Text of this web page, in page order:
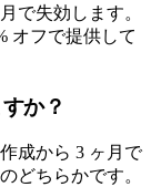
で失効します。
オフで提供して
か？
成から 3 ヶ月で
どちらかです。